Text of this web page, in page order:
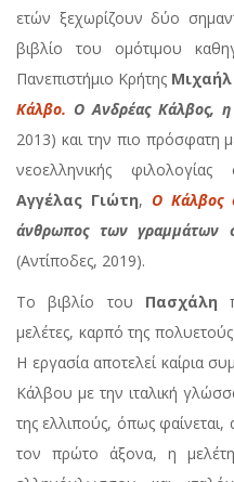
ετών ξεχωρίζουν δύο
βιβλίο του ομότιμου
Πανεπιστήμιο Κρήτης
Κάλβο. Ο Ανδρέας Κάλβος, η
2013) και την πιο πρόσφατη
νεοελληνικής
Αγγέλας Γιώτη, Ο Κάλβος
άνθρωπος των γραμμάτων
(Αντίποδες, 2019).
Το βιβλίο του Πασχάλη
μελέτες, καρπό της
Η εργασία αποτελεί καίρια
Κάλβου με την ιταλική
της ελλιπούς, όπως
τον πρώτο άξονα, η